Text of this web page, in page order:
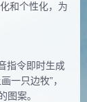
和个性化，为
指令即时生成
一只边牧”，
图案。